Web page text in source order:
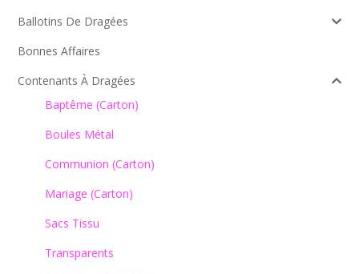
Ballotins De Dragées
Bonnes Affaires
Contenants À Dragées
Baptême (carton)
Boules Métal
Communion (carton)
Mariage (carton)
Sacs Tissu
Transparents